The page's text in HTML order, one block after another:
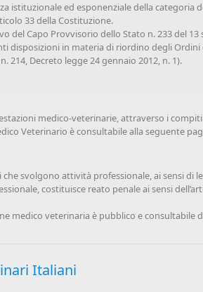
ed esponenziale della categoria
33 della Costituzione.
Capo Provvisorio dello Stato n. 233 del 13
disposizioni in materia di riordino degli
214, Decreto legge 24 gennaio 2012, n. 1).
medico-veterinarie, attraverso i
Veterinario è consultabile alla seguente
svolgono attività professionale, ai sensi di
costituisce reato penale ai sensi
medico veterinaria è pubblico e consultabile
Italiani